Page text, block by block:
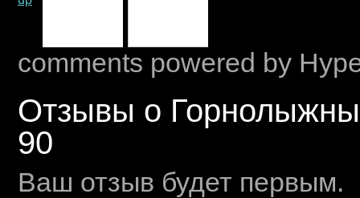
comments powered by
Отзывы о
90
Ваш отзыв будет первым.